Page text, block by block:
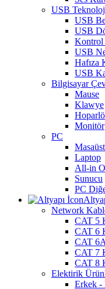
USB
USB
USB
Kontrol
USB
Hafıza
USB
Bilgisayar
Mause
Klawye
Monitör
PC
Laptop
All-in
Sunucu
PC
Network
CAT 5
CAT 6
CAT
CAT 7
CAT 8
Elektirik
Erkek -